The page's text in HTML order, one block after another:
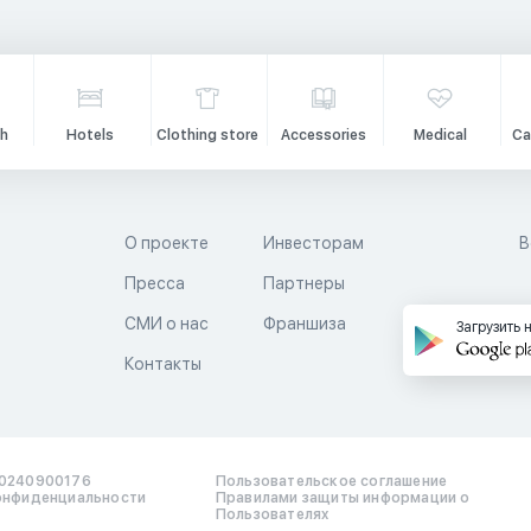
Hotels Clothing store Accessories Medical
О проекте
Пресса
СМИ о нас
Контакты
Инвесторам
Партнеры
Франшиза Загрузить
Пользовательское соглашение
Правилами защиты информации о
Пользователях